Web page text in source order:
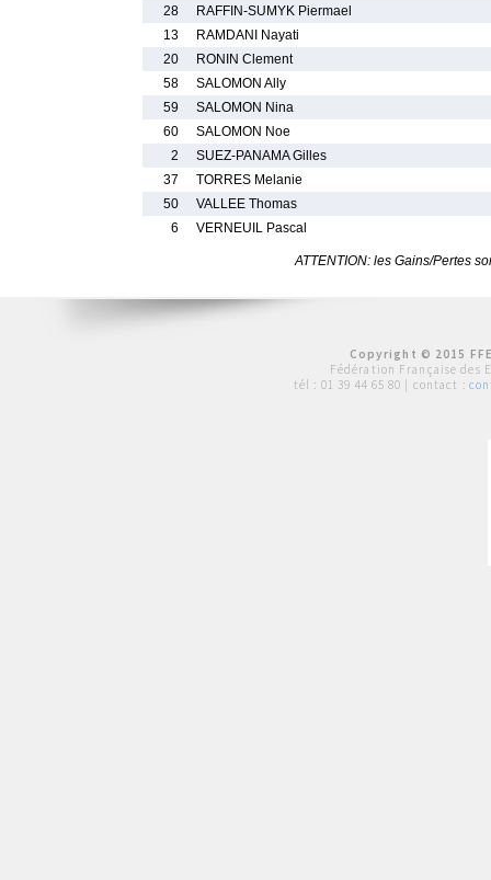
28
RAFFIN-SUMYK Piermael
13
RAMDANI Nayati
20
RONIN Clement
58
SALOMON Ally
59
SALOMON Nina
60
SALOMON Noe
2
SUEZ-PANAMA Gilles
37
TORRES Melanie
50
VALLEE Thomas
6
VERNEUIL Pascal
ATTENTION: les Gains/Pertes
Copyright © 2015
Fédération Française des
tél : 01 39 44 65 80 | contact :